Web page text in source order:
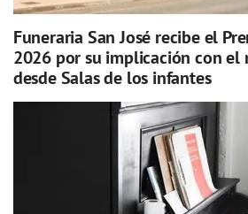
Funeraria San José recibe el
2026 por su implicación con el
desde Salas de los infantes